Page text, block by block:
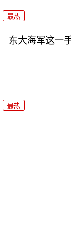
最热
东大海军这一
最热